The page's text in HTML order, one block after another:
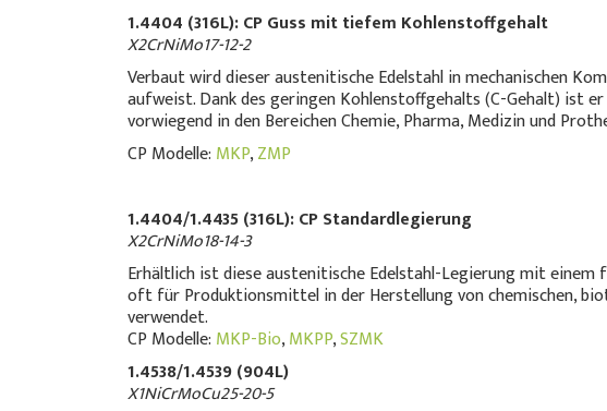
1.4404 (316L): CP Guss mit tiefem Kohlenstoffgehalt
X2CrNiMo17-12-2
Verbaut wird dieser austenitische Edelstahl in mechanischen
aufweist. Dank des geringen Kohlenstoffgehalts (C-Gehalt) ist
vorwiegend in den Bereichen Chemie, Pharma, Medizin und
CP Modelle: MKP,ZMP
1.4404/1.4435 (316L): CP Standardlegierung
X2CrNiMo18-14-3
Erhältlich ist diese austenitische Edelstahl-Legierung mit
oft für Produktionsmittel in der Herstellung von chemischen,
verwendet.
CP Modelle: MKP-Bio,MKPP,SZMK
1.4538/1.4539 (904L)
X1NiCrMoCu25-20-5